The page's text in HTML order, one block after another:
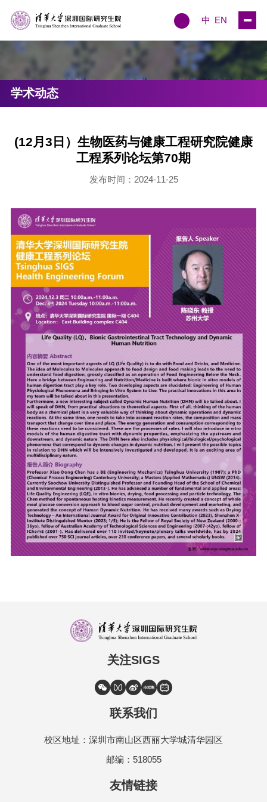
中 EN
学术动态
(12月3日）生物医药与健康工程研究院健康
工程系列论坛第70期
发布时间：2024-11-25
关注SIGS
联系我们
校区地址：深圳市南山区西丽大学城清华园区
邮编：518055
友情链接